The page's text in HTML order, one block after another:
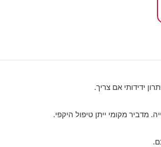
ידידותי אם צריך.
מדביר מקומי ייתן טיפול היקפי.